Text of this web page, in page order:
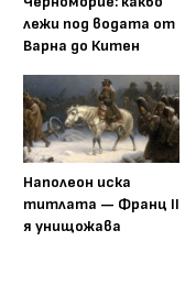
лежи под водата от
Варна до Китен
Наполеон иска
титлата — Франц II
я унищожава